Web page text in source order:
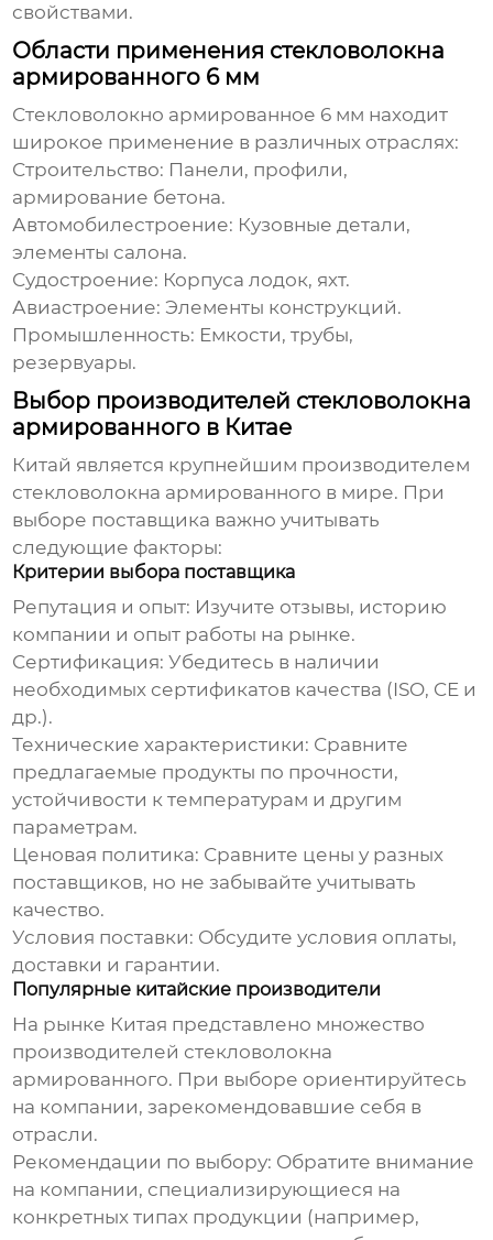
свойствами.
Области применения стекловолокна
армированного 6 мм
Стекловолокно армированное 6 мм находит
широкое применение в различных отраслях:
Строительство: Панели, профили,
армирование бетона.
Автомобилестроение: Кузовные детали,
элементы салона.
Судостроение: Корпуса лодок, яхт.
Авиастроение: Элементы конструкций.
Промышленность: Емкости, трубы,
резервуары.
Выбор производителей стекловолокна
армированного в Китае
Китай является крупнейшим производителем
стекловолокна армированного в мире. При
выборе поставщика важно учитывать
следующие факторы:
Критерии выбора поставщика
Репутация и опыт: Изучите отзывы, историю
компании и опыт работы на рынке.
Сертификация: Убедитесь в наличии
необходимых сертификатов качества (ISO, CE и
др.).
Технические характеристики: Сравните
предлагаемые продукты по прочности,
устойчивости к температурам и другим
параметрам.
Ценовая политика: Сравните цены у разных
поставщиков, но не забывайте учитывать
качество.
Условия поставки: Обсудите условия оплаты,
доставки и гарантии.
Популярные китайские производители
На рынке Китая представлено множество
производителей стекловолокна
армированного. При выборе ориентируйтесь
на компании, зарекомендовавшие себя в
отрасли.
Рекомендации по выбору: Обратите внимание
на компании, специализирующиеся на
конкретных типах продукции (например,